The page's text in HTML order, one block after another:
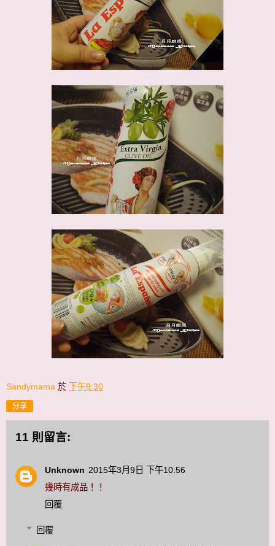
Sandymama 於 下午9:30
分享
11 則留言:
Unknown 2015年3月9日 下午10:56
幾時有成品！！
回覆
回覆